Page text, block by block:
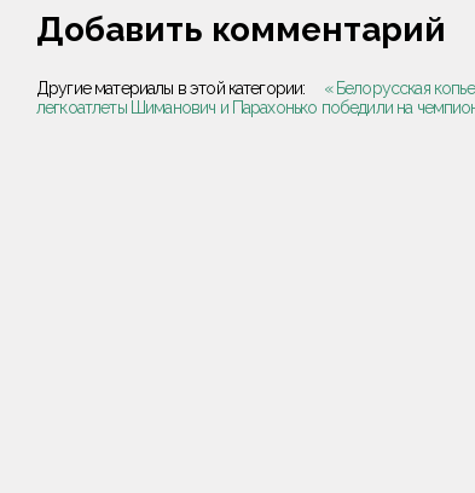
Добавить комментарий
Другие материалы в этой категории: « Белорусская
легкоатлеты Шиманович и Парахонько победили на